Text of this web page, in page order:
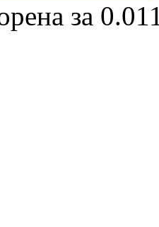
за